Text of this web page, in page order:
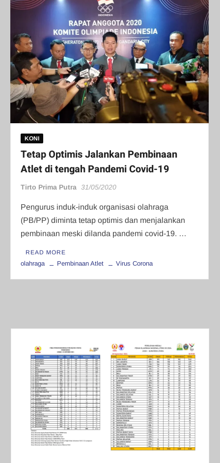
KONI
Tetap Optimis Jalankan Pembinaan
Atlet di tengah Pandemi Covid-19
Tirto Prima Putra 31/05/2020
Pengurus induk-induk organisasi olahraga
(PB/PP) diminta tetap optimis dan menjalankan
pembinaan meski dilanda pandemi covid-19. …
READ MORE
olahraga Pembinaan Atlet Virus Corona